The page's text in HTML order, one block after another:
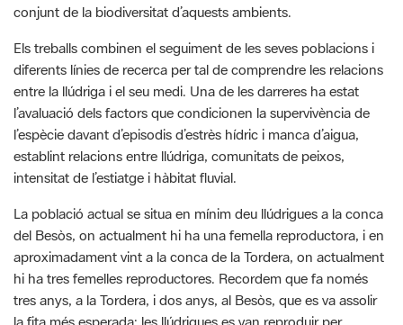
conjunt de la biodiversitat d’aquests ambients.
Els treballs combinen el seguiment de les seves poblacions i
diferents línies de recerca per tal de comprendre les relacions
entre la llúdriga i el seu medi. Una de les darreres ha estat
l’avaluació dels factors que condicionen la supervivència de
l’espècie davant d’episodis d’estrès hídric i manca d’aigua,
establint relacions entre llúdriga, comunitats de peixos,
intensitat de l’estiatge i hàbitat fluvial.
La població actual se situa en mínim deu llúdrigues a la conca
del Besòs, on actualment hi ha una femella reproductora, i en
aproximadament vint a la conca de la Tordera, on actualment
hi ha tres femelles reproductores. Recordem que fa només
tres anys, a la Tordera, i dos anys, al Besòs, que es va assolir
la fita més esperada: les llúdrigues es van reproduir per